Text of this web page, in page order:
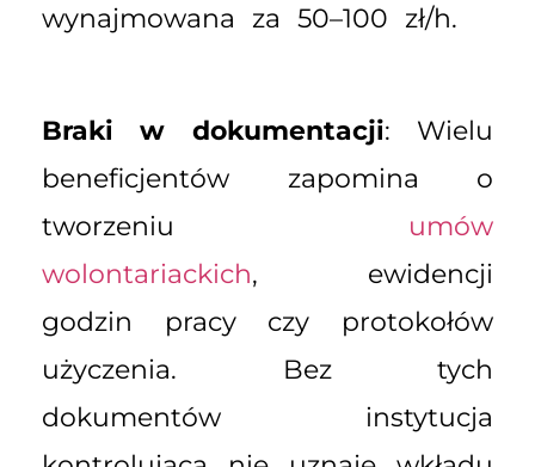
wynajmowana za 50–100 zł/h.
Braki w dokumentacji: Wielu
beneficjentów zapomina o
tworzeniu umów
wolontariackich, ewidencji
godzin pracy czy protokołów
użyczenia. Bez tych
dokumentów instytucja